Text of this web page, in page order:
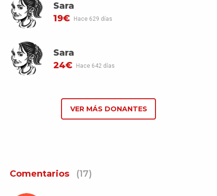
Sara
19€
Hace 629 días
Sara
24€
Hace 642 días
VER MÁS DONANTES
Comentarios (17)